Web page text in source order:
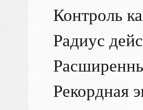
Контроль
Радиус
Рекордная